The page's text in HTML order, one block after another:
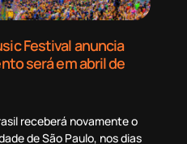
Festival anuncia
será em abril de
receberá novamente o
de São Paulo, nos dias